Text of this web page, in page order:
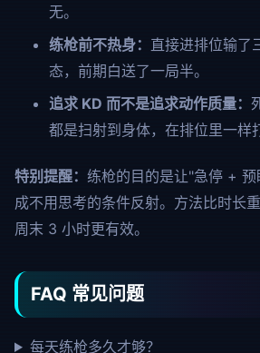
无。
练枪前不热身： 直接进排位输了
态，前期白送了一局半。
追求 KD 而不是追求动作质量：
都是扫射到身体，在排位里一样
特别提醒： 练枪的目的是让"急停 +
成不用思考的条件反射。方法比时长
周末 3 小时更有效。
FAQ 常见问题
每天练枪多久才够？